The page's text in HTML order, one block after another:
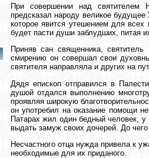
При совершении над святителем
предсказал народу великое
которое явится утешением для
будет пасти души заблудших, питая
Приняв сан священника,
смирению он совершал свои
святителя направляла и других на
Дядя епископ отправился в
душой отдался выполнению
проявляя широкую
он употребил на оказание помощи
Патарах жил один бедный человек,
выдать замуж своих дочерей. До
Несчастного отца нужда привела к
необходимые для их приданого.